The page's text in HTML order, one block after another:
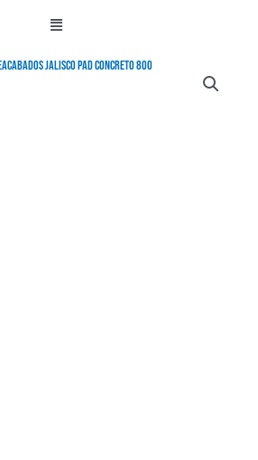
Menú